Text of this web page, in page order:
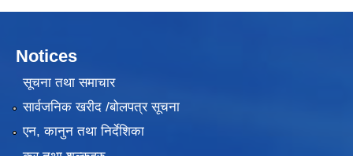
Notices
सूचना तथा समाचार
सार्वजनिक खरीद /बोलपत्र सूचना
एन, कानुन तथा निर्देशिका